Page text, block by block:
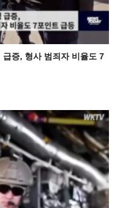
증, 형사 범죄자 비율도 7